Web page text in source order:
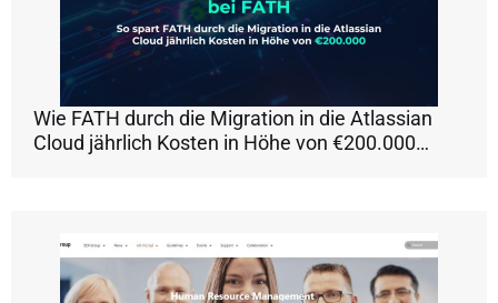
Wie FATH durch die Migration in die Atlassian
Cloud jährlich Kosten in Höhe von €200.000…